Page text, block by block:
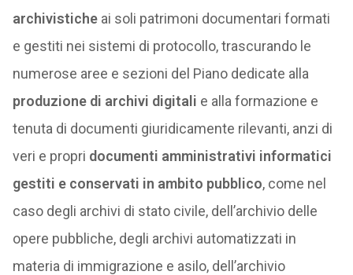
archivisticheai soli patrimoni documentari formati
e gestiti nei sistemi di protocollo, trascurando le
numerose aree e sezioni del Piano dedicate alla
produzione di archivi digitali e alla formazione e
tenuta di documenti giuridicamente rilevanti, anzi di
veri e propri documenti amministrativi informatici
gestiti e conservati in ambito pubblico, come nel
caso degli archivi di stato civile, dell’archivio delle
opere pubbliche, degli archivi automatizzati in
materia di immigrazione e asilo, dell’archivio